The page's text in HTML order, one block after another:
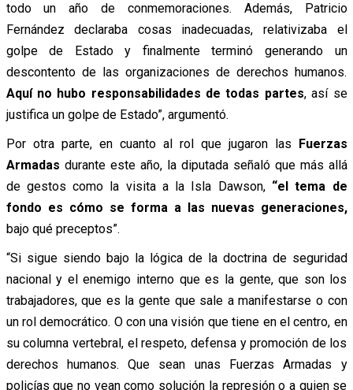
todo un año de conmemoraciones. Además, Patricio
Fernández declaraba cosas inadecuadas, relativizaba el
golpe de Estado y finalmente terminó generando un
descontento de las organizaciones de derechos humanos.
Aquí no hubo responsabilidades de todas partes, así se
justifica un golpe de Estado”, argumentó.
Por otra parte, en cuanto al rol que jugaron las Fuerzas
Armadas durante este año, la diputada señaló que más allá
de gestos como la visita a la Isla Dawson,“el tema de
fondo es cómo se forma a las nuevas generaciones,
bajo qué preceptos”.
“Si sigue siendo bajo la lógica de la doctrina de seguridad
nacional y el enemigo interno que es la gente, que son los
trabajadores, que es la gente que sale a manifestarse o con
un rol democrático. O con una visión que tiene en el centro, en
su columna vertebral, el respeto, defensa y promoción de los
derechos humanos. Que sean unas Fuerzas Armadas y
policías que no vean como solución la represión o a quien se